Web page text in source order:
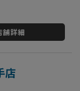
舗詳細
店